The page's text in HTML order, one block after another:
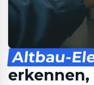
Altbau-
erkennen,